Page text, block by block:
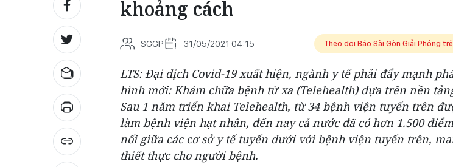
khoảng cách
SGGP 31/05/2021 04:15 Theo dõi Báo Sài Gòn Giải Phóng
LTS: Đại dịch Covid-19 xuất hiện, ngành y tế phải đẩy mạnh
hình mới: Khám chữa bệnh từ xa (Telehealth) dựa trên nền
Sau 1 năm triển khai Telehealth, từ 34 bệnh viện tuyến trên
làm bệnh viện hạt nhân, đến nay cả nước đã có hơn 1.500
nối giữa các cơ sở y tế tuyến dưới với bệnh viện tuyến trên,
thiết thực cho người bệnh.